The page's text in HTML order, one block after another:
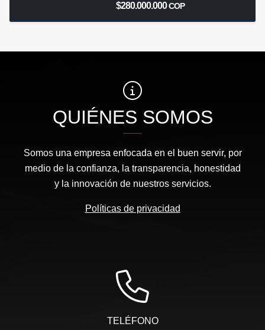
$280.000.000COP
QUIÉNES SOMOS
Somos una empresa enfocada en el buen servir, por
medio de la confianza, la transparencia, honestidad
y la innovación de nuestros servicios.
Políticas de privacidad
TELÉFONO